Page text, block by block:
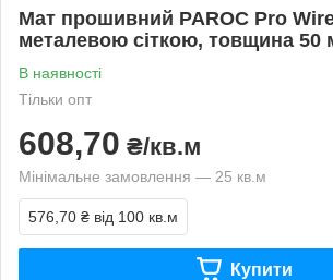
Мат прошивний PAROC Pro
металевою сіткою, товщина 50
В наявності
Тільки опт
608,70 ₴/кв.м
Мінімальне замовлення — 25 кв.м
576,70 ₴ від 100 кв.м
Купити